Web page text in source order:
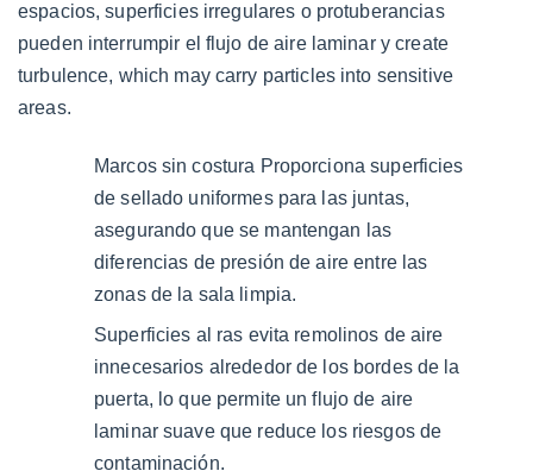
espacios, superficies irregulares o protuberancias
pueden interrumpir el flujo de aire laminar y create
turbulence, which may carry particles into sensitive
areas.
Marcos sin costura Proporciona superficies
de sellado uniformes para las juntas,
asegurando que se mantengan las
diferencias de presión de aire entre las
zonas de la sala limpia.
Superficies al ras evita remolinos de aire
innecesarios alrededor de los bordes de la
puerta, lo que permite un flujo de aire
laminar suave que reduce los riesgos de
contaminación.